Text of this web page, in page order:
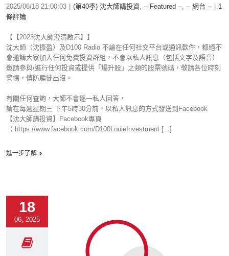
2025/06/18 21:00:03 (第40季) 沈大師講投資, -- Featured --, -- 網台 --
1
條評論
【【2023沈大師澄清啟示】】
沈大師（沈振盈）及D100 Radio 不論在任何社交平台或通訊軟件，都絕不
會邀請大家加入任何免費投資群組，不會以私人訊息（包括文字及語音）
邀請參與/進行任何投資或提供「爆升股」之類的股票號碼，敬請各位時刻
警惕，慎防騙徒出沒。
有關任何查詢，大師不會逐一私人回答，
請在每週星期三 下午5時30分前，以私人訊息的方式發送到Facebook
【沈大師講投資】Facebook專頁
（ https://www.facebook.com/D100LouieInvestment [...]
進一步了解
18
06, 2025